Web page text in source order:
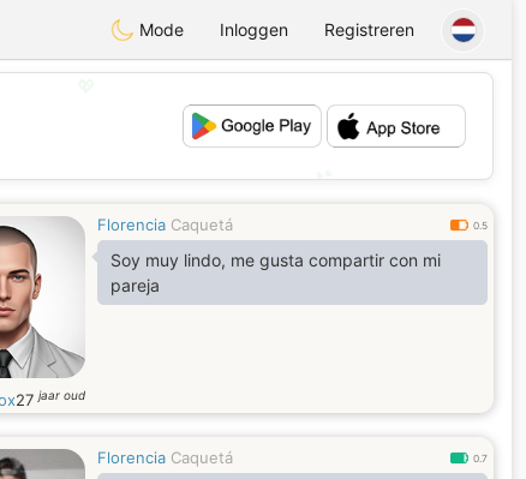
Mode Inloggen Registreren
Florencia Caquetá 0.5
Soy muy lindo, me gusta compartir con mi
pareja
27jaar oud
Florencia Caquetá 0.7